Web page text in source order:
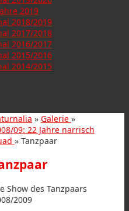
2019
2018/2019
2017/2018
2016/2017
2015/2016
2014/2015
» Galerie »
09: 22 Jahre narrisch
» Tanzpaar
Show des Tanzpaars
2009